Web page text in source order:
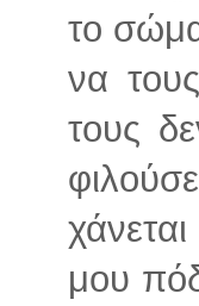
το
να
τους
μου